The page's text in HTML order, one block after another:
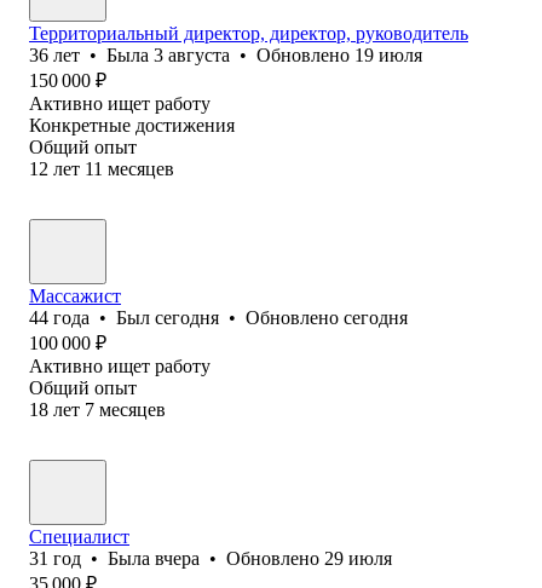
Территориальный директор, директор, руководитель
36 лет • Была 3 августа • Обновлено 19 июля
150 000 ₽
Активно ищет работу
Конкретные достижения
Общий опыт
12 лет 11 месяцев
Массажист
44 года • Был сегодня • Обновлено сегодня
100 000 ₽
Активно ищет работу
Общий опыт
18 лет 7 месяцев
Специалист
31 год • Была вчера • Обновлено 29 июля
35 000 ₽